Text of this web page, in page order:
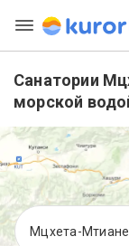
Санатории
морской
Мцхета-